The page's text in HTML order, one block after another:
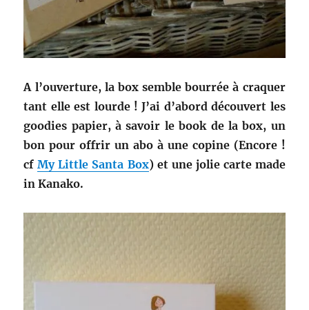
A l’ouverture, la box semble bourrée à craquer
tant elle est lourde !J’ai d’abord découvert les
goodies papier, à savoir le book de la box, un
bon pour offrir un abo à une copine (Encore !
cfMy Little Santa Box) et une jolie carte made
in Kanako.